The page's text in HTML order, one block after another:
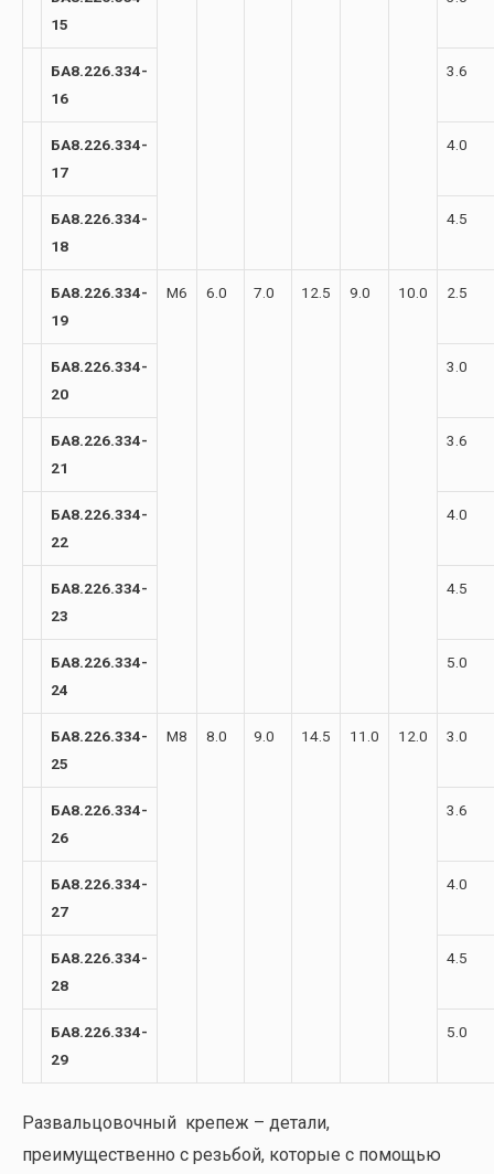
15
БА8.226.334-
16
3.6
БА8.226.334-
17
4.0
БА8.226.334-
18
4.5
БА8.226.334-
19
М6 6.0 7.0 12.5 9.0 10.0 2.5
БА8.226.334-
20
3.0
БА8.226.334-
21
3.6
БА8.226.334-
22
4.0
БА8.226.334-
23
4.5
БА8.226.334-
24
5.0
БА8.226.334-
25
М8 8.0 9.0 14.5 11.0 12.0 3.0
БА8.226.334-
26
3.6
БА8.226.334-
27
4.0
БА8.226.334-
28
4.5
БА8.226.334-
29
5.0
Развальцовочный крепеж – детали,
преимущественно с резьбой, которые с помощью